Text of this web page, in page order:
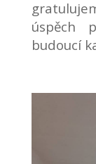
úspěch
budoucí